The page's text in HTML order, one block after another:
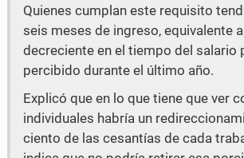
Quienes cumplan este requisito
seis meses de ingreso, equivalente
decreciente en el tiempo del salario
percibido durante el último año.
Explicó que en lo que tiene que ver
individuales habría un
ciento de las cesantías de cada